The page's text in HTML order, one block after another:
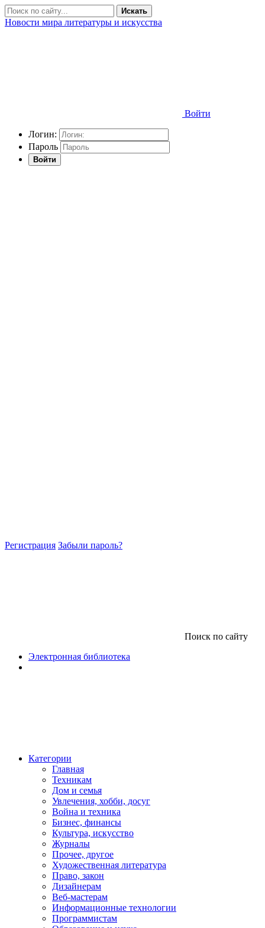
Искать
Новости мира литературы и искусства
Войти
Логин:
Пароль
Войти
Регистрация Забыли пароль?
Поиск по сайту
Электронная библиотека
Категории
Главная
Техникам
Дом и семья
Увлечения, хобби, досуг
Война и техника
Бизнес, финансы
Культура, искусство
Журналы
Прочее, другое
Художественная литература
Право, закон
Дизайнерам
Веб-мастерам
Информационные технологии
Программистам